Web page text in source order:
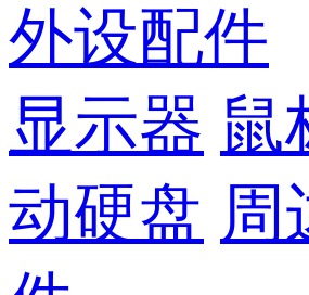
外设配件
显示器 鼠
动硬盘 周